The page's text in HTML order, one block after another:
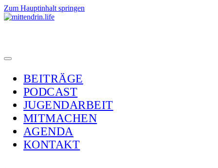
Zum Hauptinhalt springen
BEITRÄGE
PODCAST
JUGENDARBEIT
MITMACHEN
AGENDA
KONTAKT